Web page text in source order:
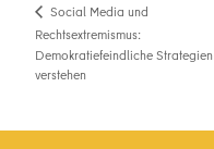
Social Media und
Rechtsextremismus:
Demokratiefeindliche Strategien
verstehen